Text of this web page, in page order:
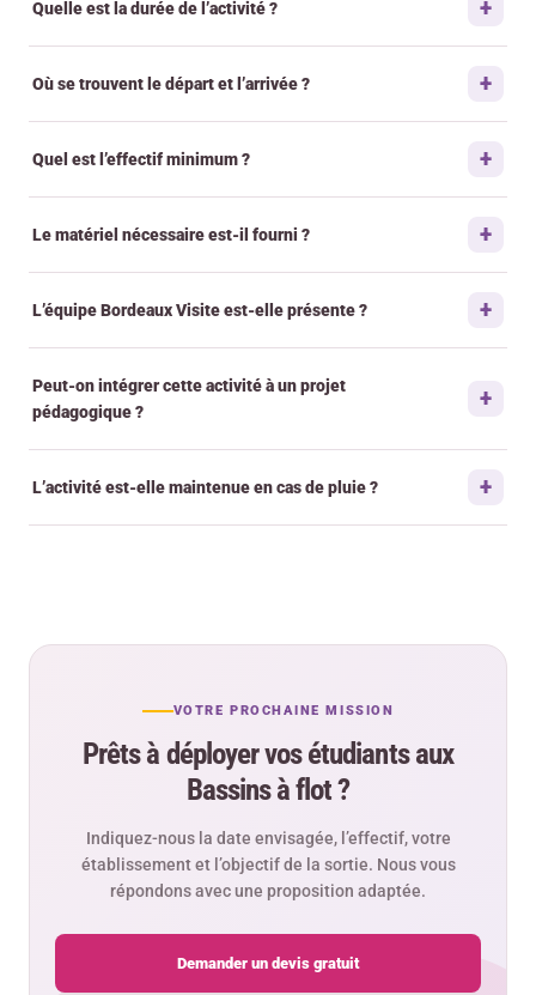
Quelle est la durée de l’activité ?
Où se trouvent le départ et l’arrivée ?
Quel est l’effectif minimum ?
Le matériel nécessaire est-il fourni ?
L’équipe Bordeaux Visite est-elle présente ?
Peut-on intégrer cette activité à un projet
pédagogique ?
L’activité est-elle maintenue en cas de pluie ?
VOTRE PROCHAINE MISSION
Prêts à déployer vos étudiants aux
Bassins à flot ?
Indiquez-nous la date envisagée, l’effectif, votre
établissement et l’objectif de la sortie. Nous vous
répondons avec une proposition adaptée.
Demander un devis gratuit